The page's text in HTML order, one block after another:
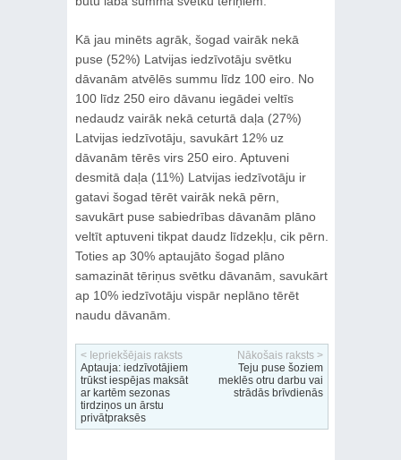
Kā jau minēts agrāk, šogad vairāk nekā
puse (52%) Latvijas iedzīvotāju svētku
dāvanām atvēlēs summu līdz 100 eiro. No
100 līdz 250 eiro dāvanu iegādei veltīs
nedaudz vairāk nekā ceturtā daļa (27%)
Latvijas iedzīvotāju, savukārt 12% uz
dāvanām tērēs virs 250 eiro. Aptuveni
desmitā daļa (11%) Latvijas iedzīvotāju ir
gatavi šogad tērēt vairāk nekā pērn,
savukārt puse sabiedrības dāvanām plāno
veltīt aptuveni tikpat daudz līdzekļu, cik pērn.
Toties ap 30% aptaujāto šogad plāno
samazināt tēriņus svētku dāvanām, savukārt
ap 10% iedzīvotāju vispār neplāno tērēt
naudu dāvanām.
< Iepriekšējais raksts
Aptauja: iedzīvotājiem
trūkst iespējas maksāt
ar kartēm sezonas
tirdziņos un ārstu
privātpraksēs
Nākošais raksts >
Teju puse šoziem
meklēs otru darbu vai
strādās brīvdienās